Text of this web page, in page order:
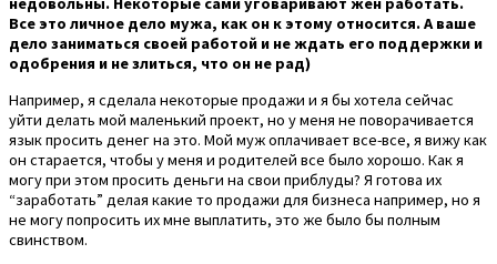
Все это личное дело мужа, как он к этому относится. А ваше
дело заниматься своей работой и не ждать его поддержки и
одобрения и не злиться, что он не рад)
Например, я сделала некоторые продажи и я бы хотела сейчас
уйти делать мой маленький проект, но у меня не поворачивается
язык просить денег на это. Мой муж оплачивает все-все, я вижу как
он старается, чтобы у меня и родителей все было хорошо. Как я
могу при этом просить деньги на свои приблуды? Я готова их
“заработать” делая какие то продажи для бизнеса например, но я
не могу попросить их мне выплатить, это же было бы полным
свинством.